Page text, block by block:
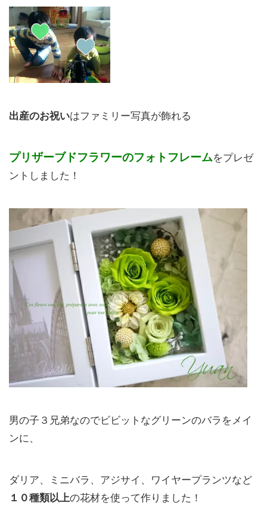
出産のお祝いはファミリー写真が飾れる
プリザーブドフラワーのフォトフレームをプレゼ
ントしました！
男の子３兄弟なのでビビットなグリーンのバラをメイ
ンに、
ダリア、ミニバラ、アジサイ、ワイヤープランツなど
１０種類以上の花材を使って作りました！